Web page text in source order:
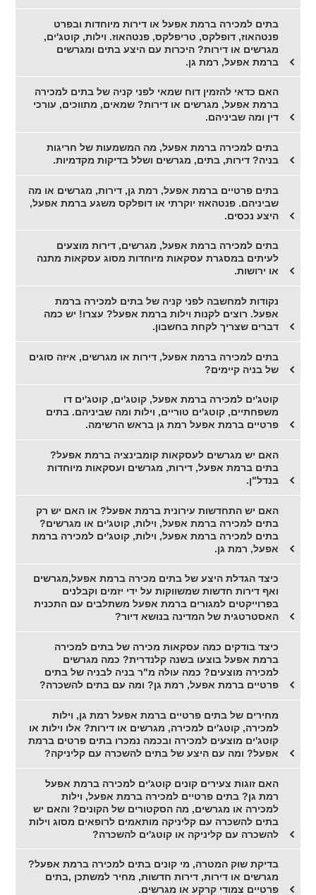
בתים למכירה ברמת אפעל או דירות מיוחדות ובפרט
פנטהאוז, דופלקס, טריפלקס, פנטהאוז. וילות, קוטג'ים,
מגרשים או דירות? היכרות עם היצע בתים ומגרשים
ברמת אפעל, רמת גן.
האם כדאי להזמין דוח שמאי לפני קניה של בתים למכירה
ברמת אפעל, מגרשים או דירות? שמאים, מתווכים, עורכי
דין ומה שביניהם.
בתים למכירה ברמת אפעל, מה המשמעות של חריגות
בניה? דירות, בתים, מגרשים ושלל בדיקות מקדמיות.
בתים פרטיים ברמת אפעל, רמת גן, דירות, מגרשים או מה
שביניהם. פנטהאוז יוקרתי או דופלקס משגע ברמת אפעל,
היצע נכסים.
בתים למכירה ברמת אפעל, מגרשים, דירות מוצעים
לעיתים במסגרת עסקאות מיוחדות מסוג עסקאות מתנה
או ירושות.
נקודות למחשבה לפני קניה של בתים למכירה ברמת
אפעל. רוצים לקנות וילות ברמת אפעל? עצרו! יש כמה
דברים שצריך לקחת בחשבון.
בתים למכירה ברמת אפעל, דירות או מגרשים, איזה סוגים
של בניה קיימים?
קוטג'ים למכירה ברמת אפעל, קוטג'ים, קוטג'ים דו
משפחתיים, קוטג'ים טוריים, וילות ומה שביניהם. בתים
פרטיים ברמת אפעל רמת גן בראש הרשימה.
האם יש מגרשים לעסקאות קומבינציה ברמת אפעל?
בתים ברמת אפעל, דירות, מגרשים ועסקאות מיוחדות
בנדל"ן.
האם יש התחדשות עירונית ברמת אפעל? או האם יש רק
בתים למכירה ברמת אפעל, וילות, קוטג'ים או מגרשים?
בתים למכירה ברמת אפעל, וילות, קוטג'ים למכירה ברמת
אפעל, רמת גן.
כיצד הגדלת היצע של בתים מכירה ברמת אפעל,מגרשים
ואף דירות חדשות שמשווקות על ידי יזמים וקבלנים
בפרוייקטים למגורים ברמת אפעל משתלבים עם התכנית
האסטרטגית של המדינה בנושא דיור?
כיצד בודקים כמה עסקאות מכירה של בתים למכירה
ברמת אפעל בוצעו בשנה קלנדרית? כמה מגרשים
למכירה מוצעים? כמה עולה מ"ר בניה לבניה של בתים
פרטיים ברמת אפעל, רמת גן? ומה עם בתים להשכרה?
מחירים של בתים פרטיים ברמת אפעל רמת גן, וילות
למכירה, קוטג'ים למכירה, מגרשים או דירות? אלו וילות או
קוטג'ים מוצעים למכירה ובכמה נמכרו בתים פרטים ברמת
אפעל? ומה עם היצע של בתים להשכרה עם קליניקה?
האם זוגות צעירים קונים קוטג'ים למכירה ברמת אפעל
רמת גן? בתים פרטיים למכירה ברמת אפעל, וילות
למכירה או מגרשים, מה הסקטורים של הקונים? והאם יש
בתים להשכרה עם קליניקה מותאמים לרופאים מסוג וילות
להשכרה עם קליניקה או קוטג'ים להשכרה?
בדיקת שוק המטרה, מי קונים בתים למכירה ברמת אפעל?
מגרשים או דירות, דירות חדשות, מחיר למשתכן ,בתים
פרטיים צמודי קרקע או מגרשים.